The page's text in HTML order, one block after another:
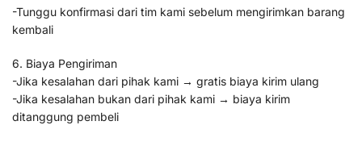
-Tunggu konfirmasi dari tim kami sebelum mengirimkan barang
kembali
6. Biaya Pengiriman
-Jika kesalahan dari pihak kami → gratis biaya kirim ulang
-Jika kesalahan bukan dari pihak kami → biaya kirim
ditanggung pembeli